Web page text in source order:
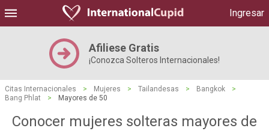
Ingresar
Afiliese Gratis
¡Conozca Solteros Internacionales!
Citas Internacionales > Mujeres > Tailandesas > Bangkok
>
Bang Phlat
> Mayores de 50
Conocer mujeres solteras mayores de